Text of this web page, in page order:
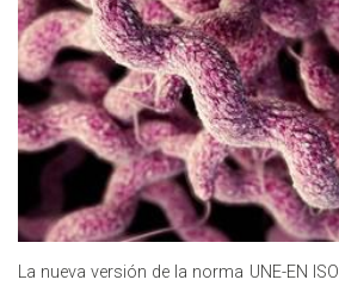
La nueva versión de la norma UNE-EN ISO